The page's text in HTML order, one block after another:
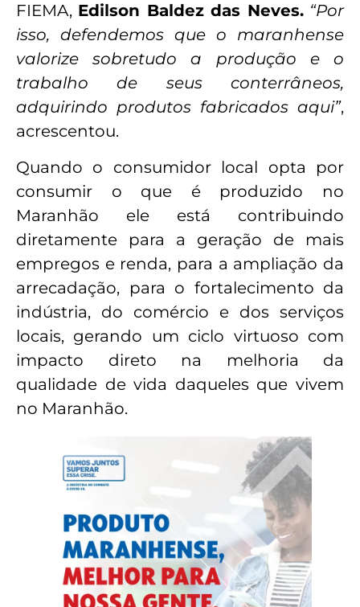
FIEMA, Edilson Baldez das Neves.“Por
isso, defendemos que o maranhense
valorize sobretudo a produção e o
trabalho de seus conterrâneos,
adquirindo produtos fabricados aqui”,
acrescentou.
Quando o consumidor local opta por
consumir o que é produzido no
Maranhão ele está contribuindo
diretamente para a geração de mais
empregos e renda, para a ampliação da
arrecadação, para o fortalecimento da
indústria, do comércio e dos serviços
locais, gerando um ciclo virtuoso com
impacto direto na melhoria da
qualidade de vida daqueles que vivem
no Maranhão.